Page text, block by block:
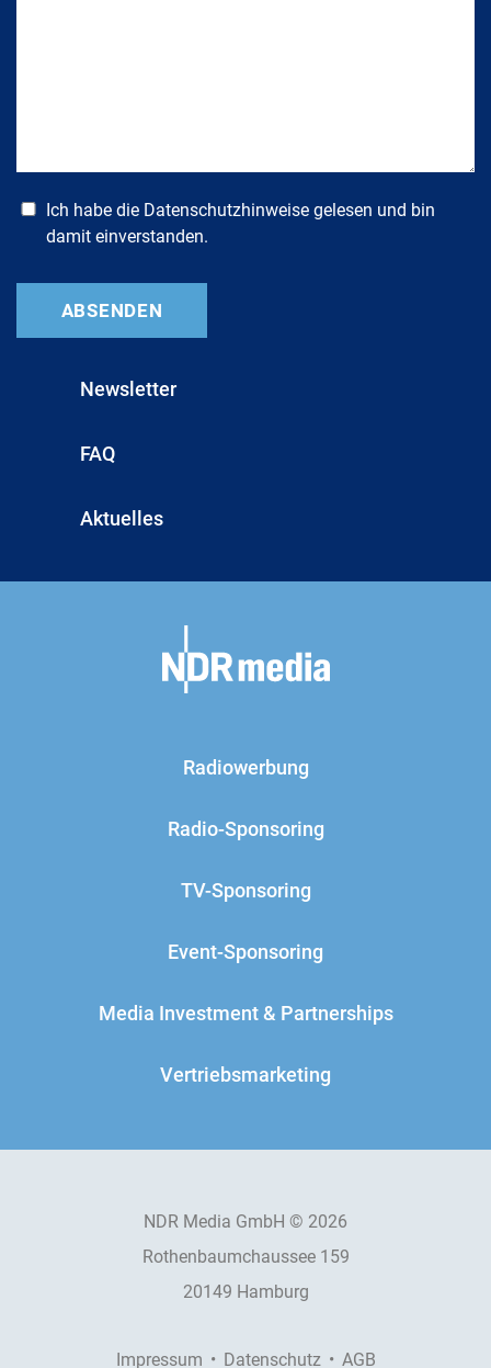
Ich habe die Datenschutzhinweise gelesen und bin
damit einverstanden.
Newsletter
FAQ
Aktuelles
Radiowerbung
Radio-Sponsoring
TV-Sponsoring
Event-Sponsoring
Media Investment & Partnerships
Vertriebsmarketing
NDR Media GmbH © 2026
Rothenbaumchaussee 159
20149 Hamburg
Impressum Datenschutz AGB